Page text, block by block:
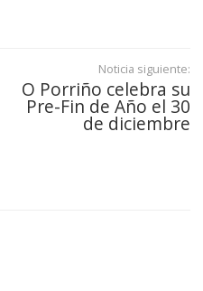
Noticia siguiente:
O Porriño celebra su
Pre-Fin de Año el 30
de diciembre